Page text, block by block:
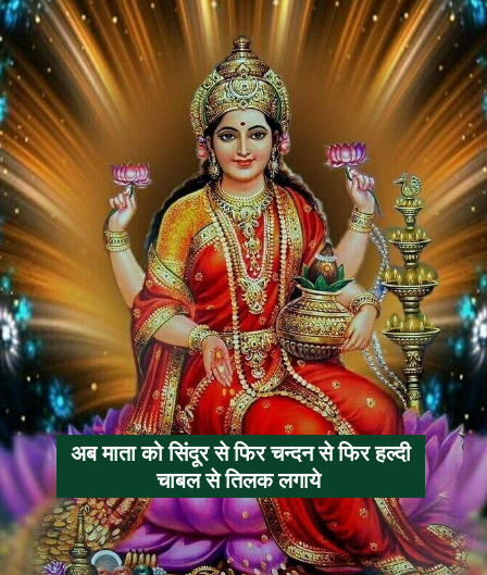
अब माता को सिंदूर से फिर चन्दन से फिर हल्दी
चाबल से तिलक लगाये